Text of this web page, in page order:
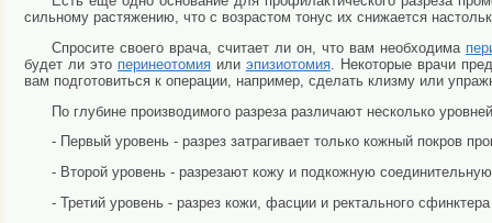
сильному растяжению, что с возрастом тонус их снижается
Спросите своего врача, считает ли он, что вам необходима
будет ли это перинеотомияили эпизиотомия. Некоторые врачи
вам подготовиться к операции, например, сделать клизму или
По глубине производимого разреза различают несколько
- Первый уровень - разрез затрагивает только кожный покров
- Второй уровень - разрезают кожу и подкожную
- Третий уровень - разрез кожи, фасции и ректального